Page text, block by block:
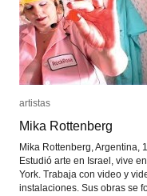
artistas
Mika Rottenberg
Mika Rottenberg, Argentina,
Estudió arte en Israel, vive
York. Trabaja con video y
instalaciones. Sus obras se
artistas
Mika Rottenberg